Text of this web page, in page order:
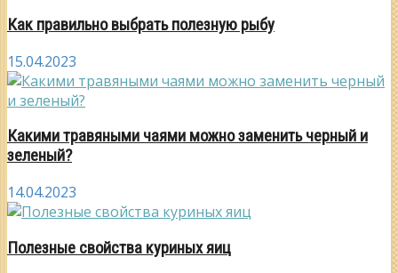
Как правильно выбрать полезную рыбу
15.04.2023
Какими травяными чаями можно заменить черный и
зеленый?
14.04.2023
Полезные свойства куриных яиц